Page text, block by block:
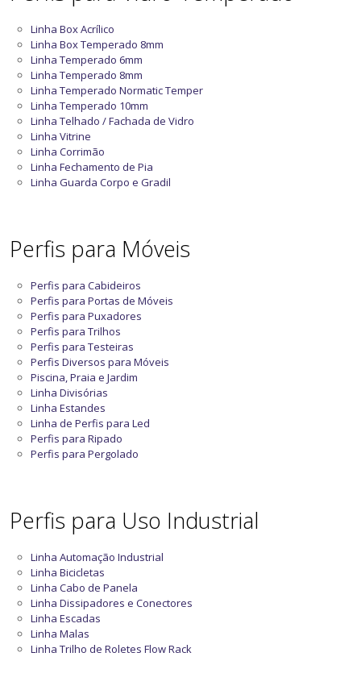
Linha Box Acrílico
Linha Box Temperado 8mm
Linha Temperado 6mm
Linha Temperado 8mm
Linha Temperado Normatic Temper
Linha Temperado 10mm
Linha Telhado / Fachada de Vidro
Linha Vitrine
Linha Corrimão
Linha Fechamento de Pia
Linha Guarda Corpo e Gradil
Perfis para Móveis
Perfis para Cabideiros
Perfis para Portas de Móveis
Perfis para Puxadores
Perfis para Trilhos
Perfis para Testeiras
Perfis Diversos para Móveis
Piscina, Praia e Jardim
Linha Divisórias
Linha Estandes
Linha de Perfis para Led
Perfis para Ripado
Perfis para Pergolado
Perfis para Uso Industrial
Linha Automação Industrial
Linha Bicicletas
Linha Cabo de Panela
Linha Dissipadores e Conectores
Linha Escadas
Linha Malas
Linha Trilho de Roletes Flow Rack